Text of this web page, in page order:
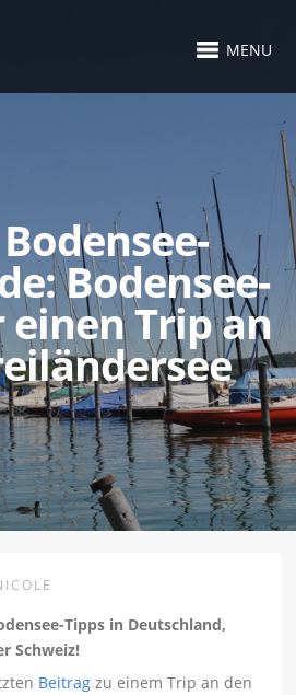
MENU
Bodensee-
Trip an
Tipps in Deutschland,
Schweiz!
Beitrag zu einem Trip an den